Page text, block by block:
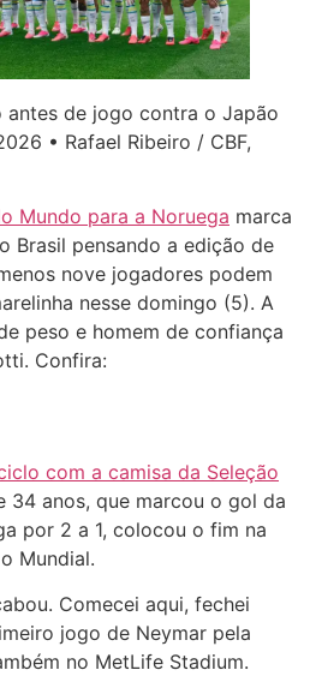
de jogo contra o Japão
• Rafael Ribeiro / CBF,
Mundo para a Noruega marca
Brasil pensando a edição de
nove jogadores podem
nesse domingo (5). A
peso e homem de confiança
Confira:
com a camisa da Seleção
34 anos, que marcou o gol da
por 2 a 1, colocou o fim na
Mundial.
Comecei aqui, fechei
jogo de Neymar pela
no MetLife Stadium.